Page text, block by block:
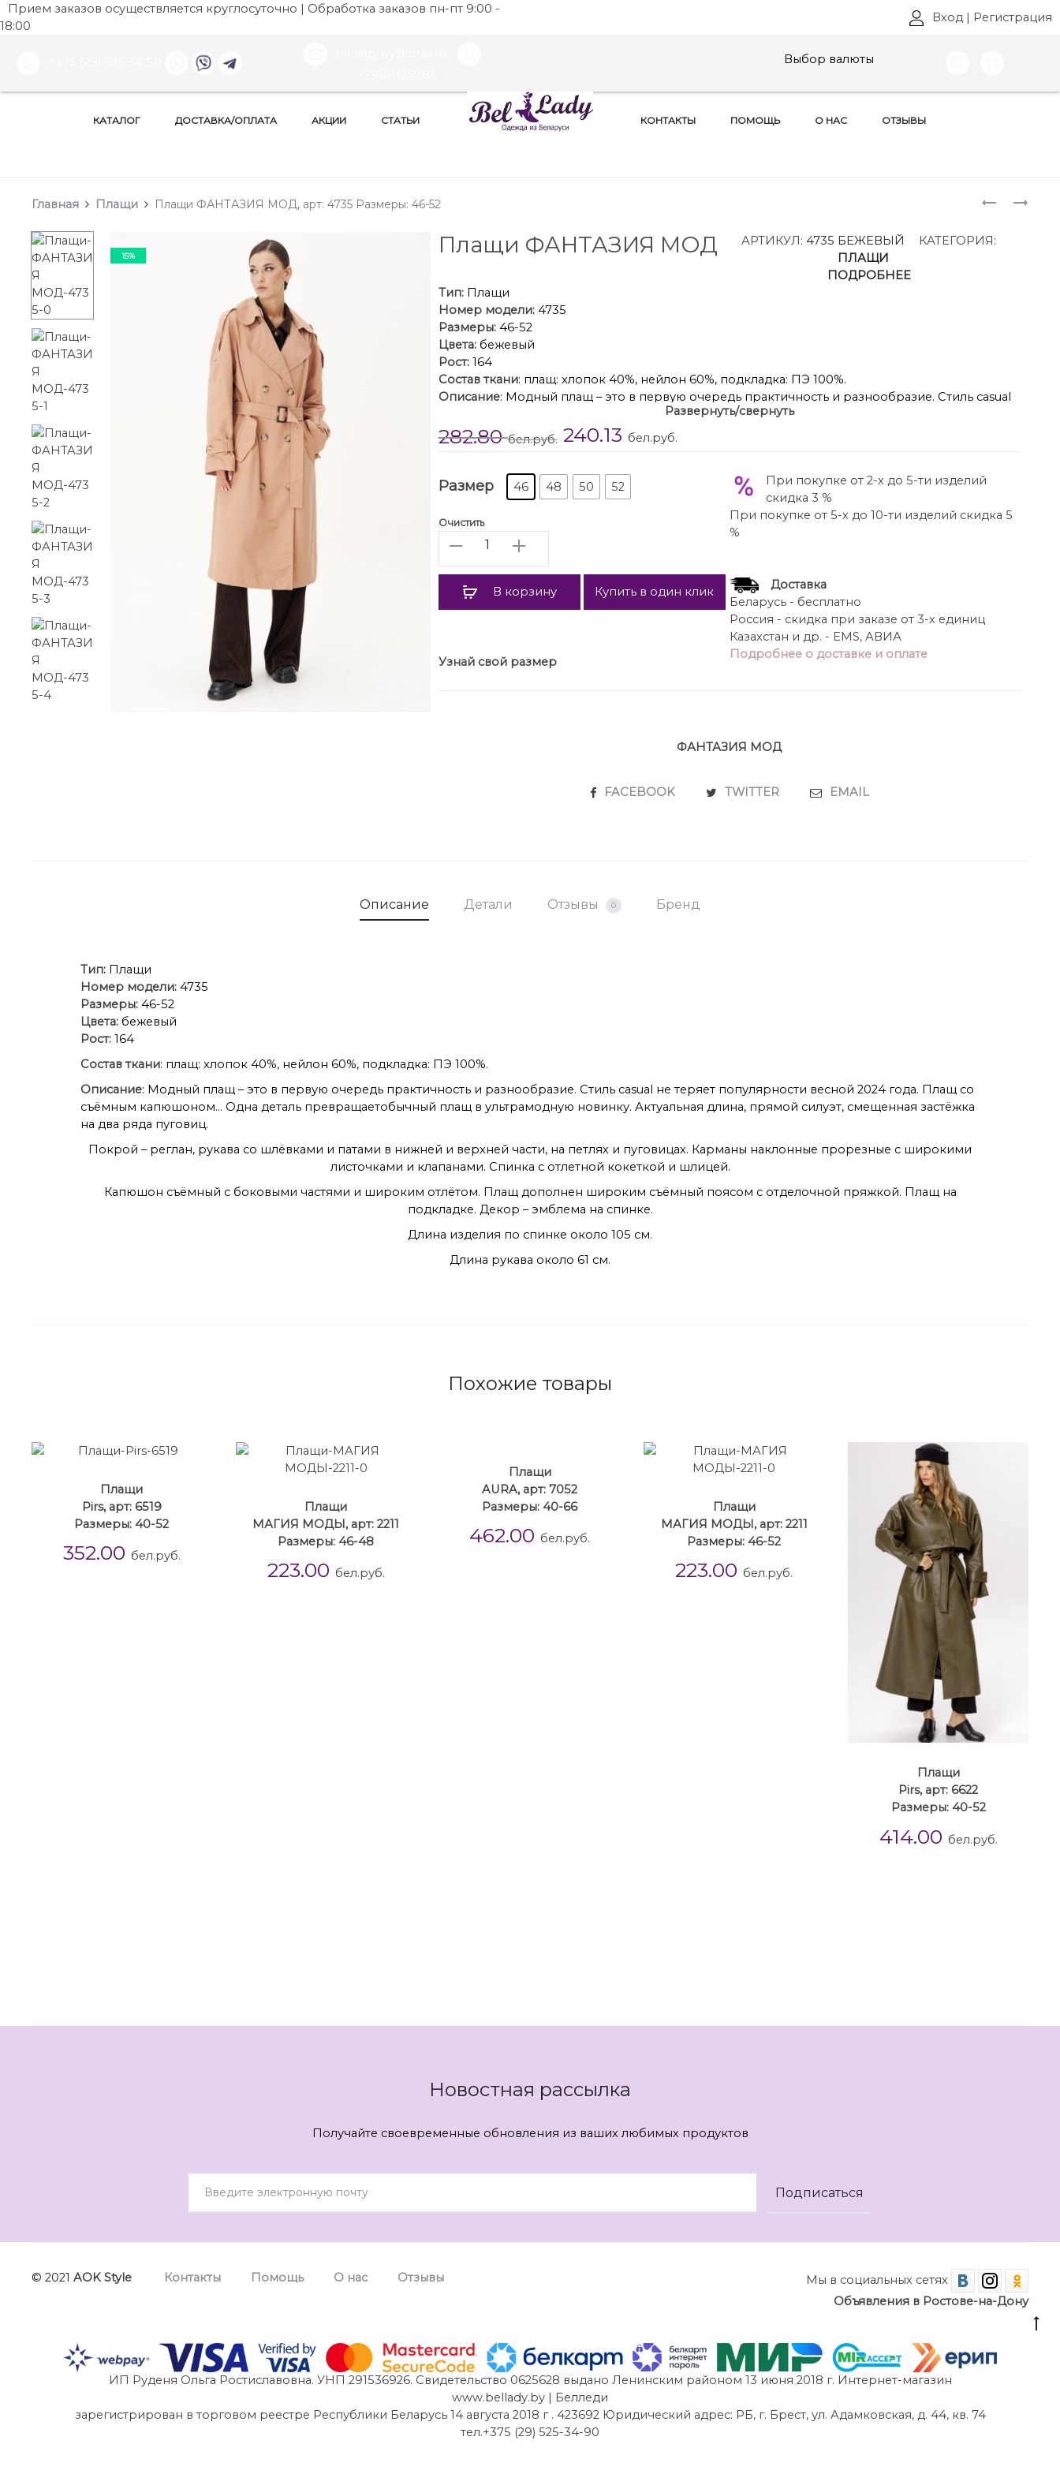
Прием заказов осуществляется круглосуточно | Обработка заказов пн-пт 9:00 -
18:00
Вход | Регистрация
Выбор валюты
КАТАЛОГ ДОСТАВКА/ОПЛАТА АКЦИИ СТАТЬИ КОНТАКТЫ ПОМОЩЬ О НАС ОТЗЫВЫ
БЛУЗКИ
Главная Плащи Плащи ФАНТАЗИЯ МОД, арт: 4735 Размеры: 46-52
15% Плащи ФАНТАЗИЯ МОД АРТИКУЛ:4735 БЕЖЕВЫЙ
КАТЕГОРИЯ:
ПЛАЩИ
ПОДРОБНЕЕ
Тип:Плащи
Номер модели:4735
Размеры:46-52
Цвета: бежевый
Рост: 164
Состав ткани: плащ: хлопок 40%, нейлон 60%, подкладка: ПЭ 100%.
Описание: Модный плащ – это в первую очередь практичность и разнообразие. Стиль casual
не теряет популярности весной 2024 года. Плащ со съёмным капюшоном… Одна деталь
превращаетобычный плащ в ультрамодную новинку. Актуальная длина, прямой силуэт,
смещенная застёжка на два ряда пуговиц.
пуговицах. Карманы наклонные прорезные с широкими листочками и клапанами. Спинка с
отлетной кокеткой и шлицей.
Капюшон съёмный с боковыми частями и широким отлётом. Плащ дополнен широким
съёмный поясом с отделочной пряжкой. Плащ на подкладке. Декор – эмблема на спинке.
Развернуть/свернуть
282.80бел.руб. 240.13 бел.руб.
Размер 46 48 50 52
Очистить
Количество
В корзину Купить в один клик
Узнай свой размер
При покупке от 2-х до 5-ти изделий
скидка 3 %
При покупке от 5-х до 10-ти изделий скидка 5
%
Доставка
Беларусь - бесплатно
Россия - скидка при заказе от 3-х единиц
Казахстан и др. - EMS, АВИА
Подробнее о доставке и оплате
ФАНТАЗИЯ МОД
SHARE
FACEBOOK TWITTER EMAIL
Описание Детали Отзывы 0 Бренд
Тип: Плащи
Номер модели: 4735
Размеры: 46-52
Цвета: бежевый
Рост: 164
Состав ткани: плащ: хлопок 40%, нейлон 60%, подкладка: ПЭ 100%.
Описание: Модный плащ – это в первую очередь практичность и разнообразие. Стиль casual не теряет популярности весной 2024 года. Плащ со
съёмным капюшоном… Одна деталь превращаетобычный плащ в ультрамодную новинку. Актуальная длина, прямой силуэт, смещенная застёжка
на два ряда пуговиц.
Покрой – реглан, рукава со шлёвками и патами в нижней и верхней части, на петлях и пуговицах. Карманы наклонные прорезные с широкими
листочками и клапанами. Спинка с отлетной кокеткой и шлицей.
Капюшон съёмный с боковыми частями и широким отлётом. Плащ дополнен широким съёмный поясом с отделочной пряжкой. Плащ на
подкладке. Декор – эмблема на спинке.
Длина изделия по спинке около 105 см.
Длина рукава около 61 см.
Похожие товары
Плащи
Pirs, арт: 6519
Размеры: 40-52
352.00 бел.руб.
Плащи
МАГИЯ МОДЫ, арт: 2211
Размеры: 46-48
223.00 бел.руб.
Плащи
AURA, арт: 7052
Размеры: 40-66
462.00 бел.руб.
Плащи
МАГИЯ МОДЫ, арт: 2211
Размеры: 46-52
223.00 бел.руб.
Плащи
Pirs, арт: 6622
Размеры: 40-52
414.00 бел.руб.
Новостная рассылка
Получайте своевременные обновления из ваших любимых продуктов
© 2021 AOK Style Контакты Помощь О нас Отзывы
Мы в социальных сетях
Объявления в Ростове-на-Дону
ИП Руденя Ольга Ростиславовна. УНП 291536926. Свидетельство 0625628 выдано Ленинским районом 13 июня 2018 г. Интернет-магазин
www.bellady.by | Белледи
зарегистрирован в торговом реестре Республики Беларусь 14 августа 2018 г . 423692 Юридический адрес: РБ, г. Брест, ул. Адамковская, д. 44, кв. 74
тел.+375 (29) 525-34-90